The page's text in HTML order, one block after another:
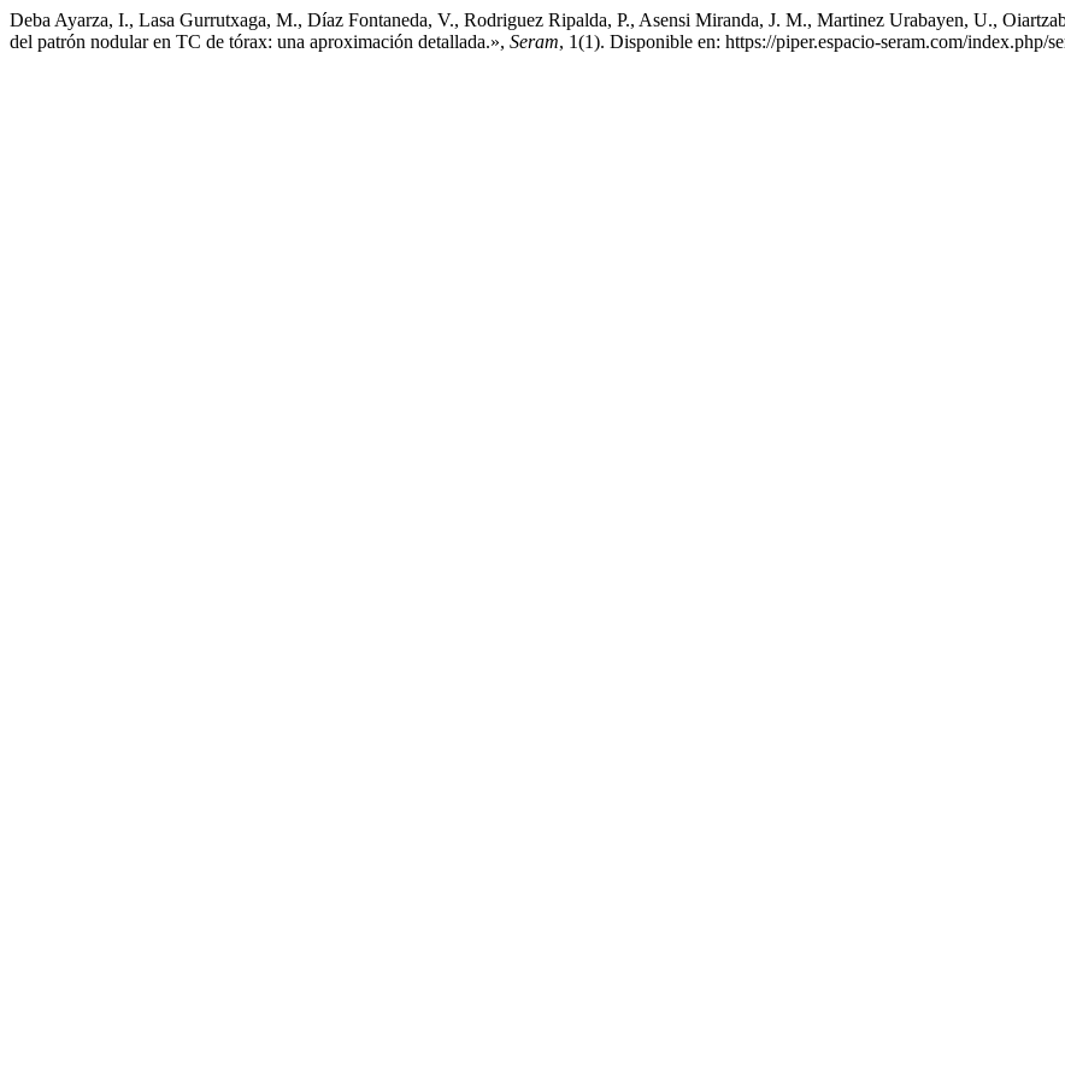
Deba Ayarza, I., Lasa Gurrutxaga, M., Díaz Fontaneda, V., Rodriguez Ripalda, P., Asensi Miranda, J. M., Martinez Urabayen, U.,
del patrón nodular en TC de tórax: una aproximación detallada.», Seram, 1(1). Disponible en: https://piper.espacio-seram.com/index.php/